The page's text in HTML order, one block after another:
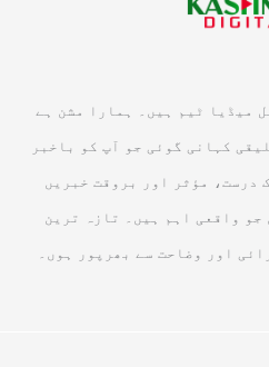
میڈیا ٹیم ہیں۔ ہمارا مشن ہے
کہانی گوئی جو آپ کو باخبر
درست، مؤثر اور بروقت خبریں
جو واقعی اہم ہیں۔ تازہ ترین
اور وضاحت سے بھرپور ہوں۔